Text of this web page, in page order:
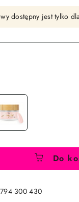
dostępny jest tylko
Do
300 430